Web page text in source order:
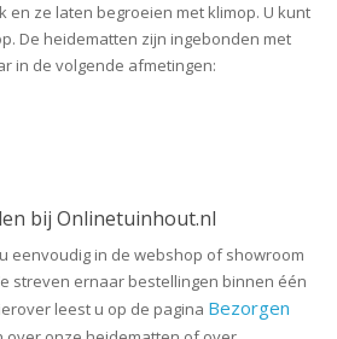
en ze laten begroeien met klimop. U kunt
De heidematten zijn ingebonden met
in de volgende afmetingen:
bij Onlinetuinhout.nl
eenvoudig in de webshop of showroom
streven ernaar bestellingen binnen één
leest u op de pagina Bezorgen